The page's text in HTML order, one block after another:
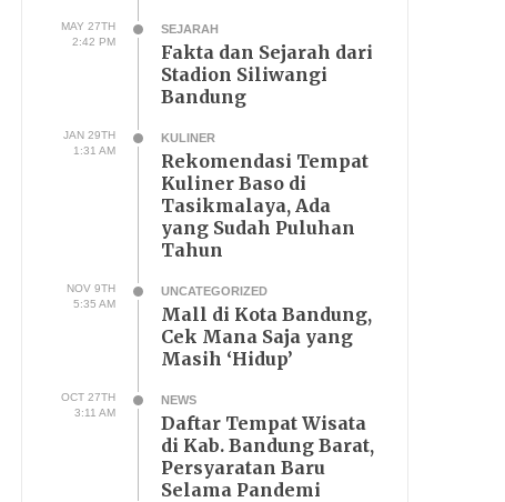
MAY 27TH
2:42 PM
SEJARAH
Fakta dan Sejarah dari
Stadion Siliwangi
Bandung
JAN 29TH
1:31 AM
KULINER
Rekomendasi Tempat
Kuliner Baso di
Tasikmalaya, Ada
yang Sudah Puluhan
Tahun
NOV 9TH
5:35 AM
UNCATEGORIZED
Mall di Kota Bandung,
Cek Mana Saja yang
Masih ‘Hidup’
OCT 27TH
3:11 AM
NEWS
Daftar Tempat Wisata
di Kab. Bandung Barat,
Persyaratan Baru
Selama Pandemi